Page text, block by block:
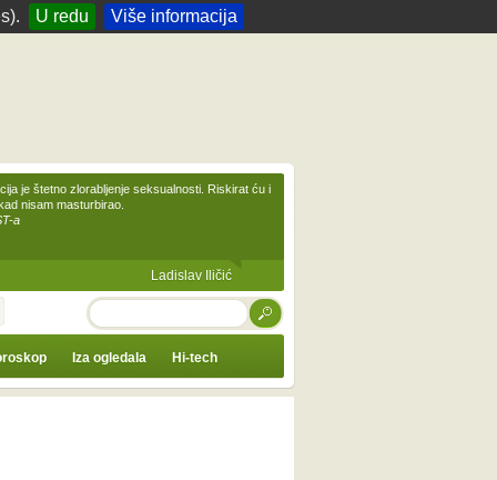
U redu Više informacija
je štetno zlorabljenje seksualnosti. Riskirat ću i
nisam masturbirao.
a
Ladislav Iličić
TRAŽI
Iza ogledala Hi-tech